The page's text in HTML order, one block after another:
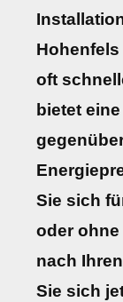
oft
bietet
Sie sich
oder
nach
Sie sich